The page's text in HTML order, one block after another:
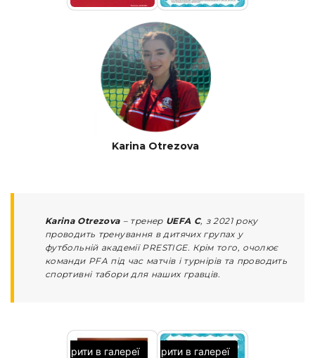
Karina Otrezova
Karina Otrezova– тренер UEFA С, з 2021 року
проводить тренування в дитячих групах у
футбольній академії PRESTIGE. Крім того, очолює
команди PFA під час матчів і турнірів та проводить
спортивні табори для наших гравців.
Відкрити в галереї Відкрити в галереї